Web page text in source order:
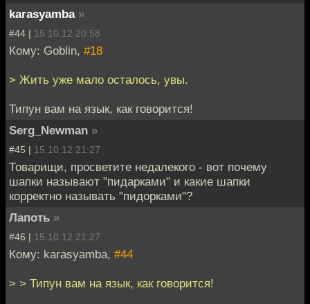
karasyamba »
#44 | 15.10.12 20:58
Кому: Goblin, #18
> Жить уже мало осталось, увы.
Типун вам на язык, как говорится!
Serg_Newman »
#45 | 15.10.12 21:27
Товарищи, просветите недалекого - вот почему
шапки называют "пидарками" и какие шапки
корректно называть "пидорками"?
Лапоть »
#46 | 15.10.12 21:27
Кому: karasyamba, #44
> > Типун вам на язык, как говорится!